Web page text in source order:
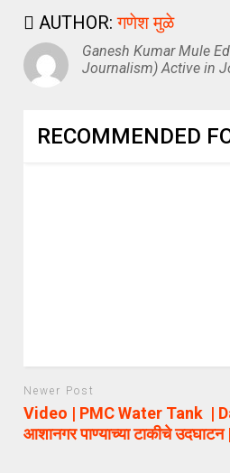
AUTHOR:गणेश मुळे
Ganesh Kumar Mule
Journalism) Active in
RECOMMENDED
Newer Post
Video | PMC Water Tank |
आशानगर पाण्याच्या टाकीचे